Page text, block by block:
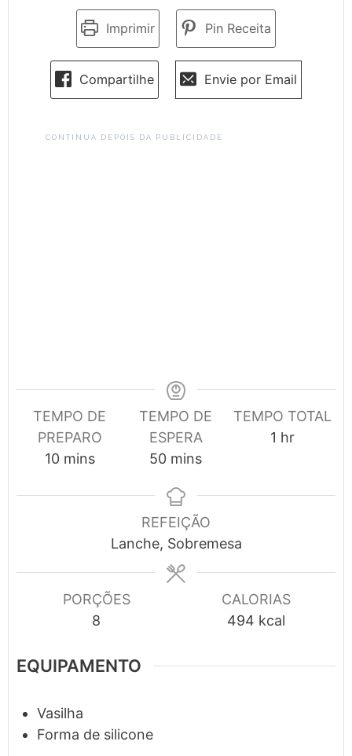
Imprimir Pin Receita
Compartilhe Envie por Email
CONTINUA DEPOIS DA PUBLICIDADE
TEMPO DE
PREPARO
10minutes
mins
TEMPO DE
ESPERA
50minutes
mins
TEMPO TOTAL
1 hour
hr
REFEIÇÃO
Lanche, Sobremesa
PORÇÕES
8
CALORIAS
494 kcal
EQUIPAMENTO
Vasilha
Forma de silicone